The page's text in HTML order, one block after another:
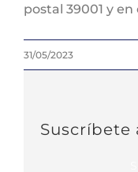
postal 39001 y
31/05/2023
Suscríbete